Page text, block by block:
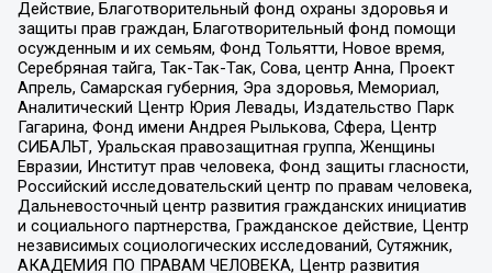
Действие, Благотворительный фонд охраны здоровья и
защиты прав граждан, Благотворительный фонд помощи
осужденным и их семьям, Фонд Тольятти, Новое время,
Серебряная тайга, Так-Так-Так, Сова, центр Анна, Проект
Апрель, Самарская губерния, Эра здоровья, Мемориал,
Аналитический Центр Юрия Левады, Издательство Парк
Гагарина, Фонд имени Андрея Рылькова, Сфера, Центр
СИБАЛЬТ, Уральская правозащитная группа, Женщины
Евразии, Институт прав человека, Фонд защиты гласности,
Российский исследовательский центр по правам человека,
Дальневосточный центр развития гражданских инициатив
и социального партнерства, Гражданское действие, Центр
независимых социологических исследований, Сутяжник,
АКАДЕМИЯ ПО ПРАВАМ ЧЕЛОВЕКА, Центр развития